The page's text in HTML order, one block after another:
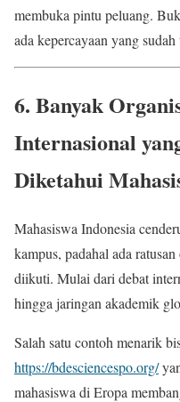
membuka pintu peluang.
ada kepercayaan yang
6. Banyak
Internasional
Diketahui
Mahasiswa Indonesia
kampus, padahal ada
diikuti. Mulai dari debat
hingga jaringan akademik
Salah satu contoh menarik
https://bdesciencespo.org/
mahasiswa di Eropa